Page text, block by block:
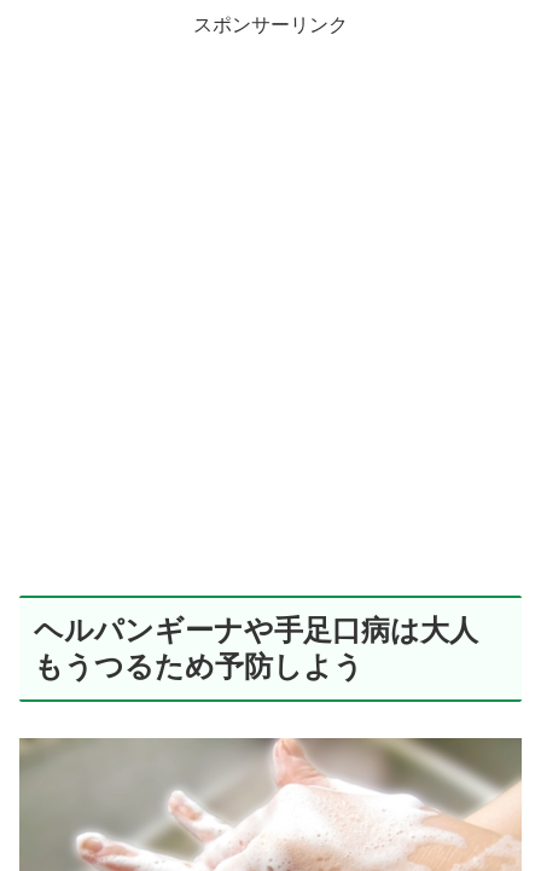
スポンサーリンク
ヘルパンギーナや手足口病は大人
もうつるため予防しよう